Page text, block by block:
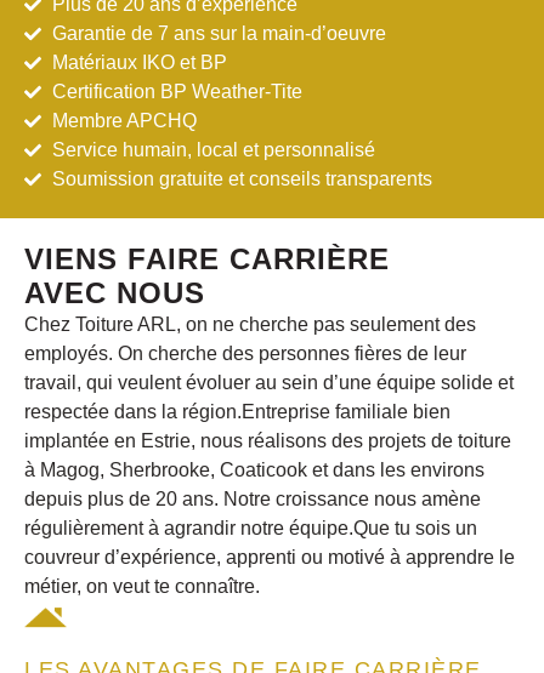
Garantie de 7 ans sur la main-d’oeuvre
Matériaux IKO et BP
Certification BP Weather-Tite
Membre APCHQ
Service humain, local et personnalisé
Soumission gratuite et conseils transparents
VIENS FAIRE CARRIÈRE
AVEC NOUS
Chez Toiture ARL, on ne cherche pas seulement des
employés. On cherche des personnes fières de leur
travail, qui veulent évoluer au sein d’une équipe solide et
respectée dans la région.Entreprise familiale bien
implantée en Estrie, nous réalisons des projets de toiture
à Magog, Sherbrooke, Coaticook et dans les environs
depuis plus de 20 ans. Notre croissance nous amène
régulièrement à agrandir notre équipe.Que tu sois un
couvreur d’expérience, apprenti ou motivé à apprendre le
métier, on veut te connaître.